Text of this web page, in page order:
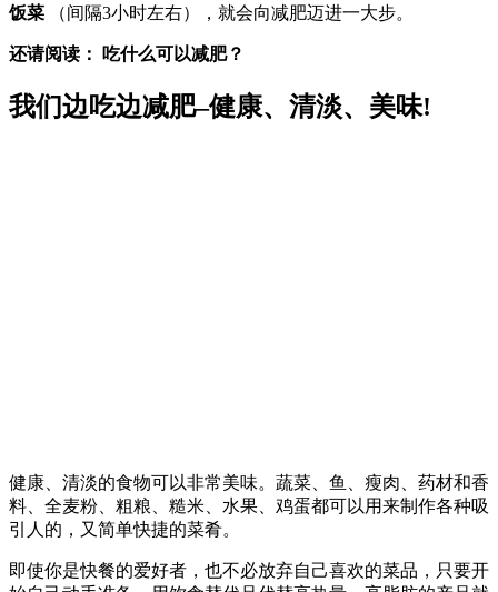
饭菜
（间隔3小时左右），就会向减肥迈进一大步。
还请阅读： 吃什么可以减肥？
我们边吃边减肥–健康、清淡、美味!
健康、清淡的食物可以非常美味。蔬菜、鱼、瘦肉、药材和香
料、全麦粉、粗粮、糙米、水果、鸡蛋都可以用来制作各种吸
引人的，又简单快捷的菜肴。
即使你是快餐的爱好者，也不必放弃自己喜欢的菜品，只要开